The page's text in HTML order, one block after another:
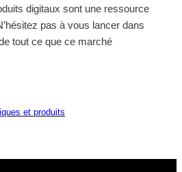
digitaux sont une ressource
pas à vous lancer dans
tout ce que ce marché
et produits